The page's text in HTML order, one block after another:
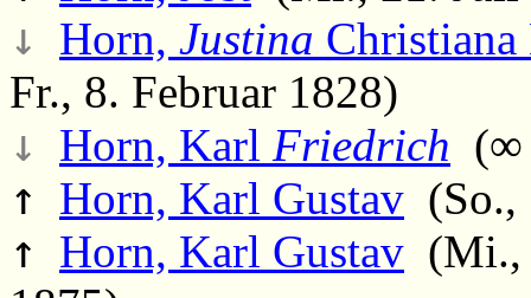
↓ Horn, Justina Christiana
Fr., 8. Februar 1828)
↓ Horn, Karl Friedrich (∞
↑ Horn, Karl Gustav (So.,
↑ Horn, Karl Gustav (Mi.,